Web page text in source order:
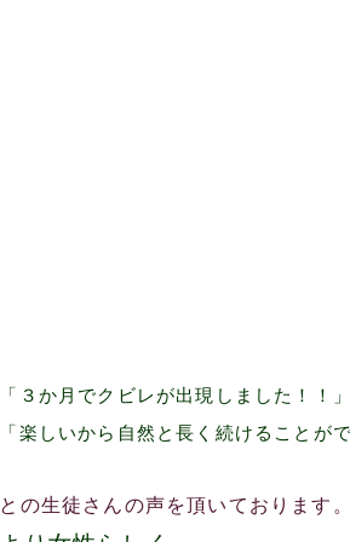
「３か月でクビレが出現しました！！」
「楽しいから自然と長く続けることが
との生徒さんの声を頂いております。